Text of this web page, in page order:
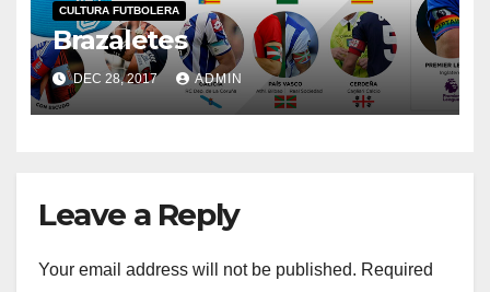
CULTURA FUTBOLERA
Brazaletes
DEC 28, 2017 ADMIN
Leave a Reply
Your email address will not be published. Required